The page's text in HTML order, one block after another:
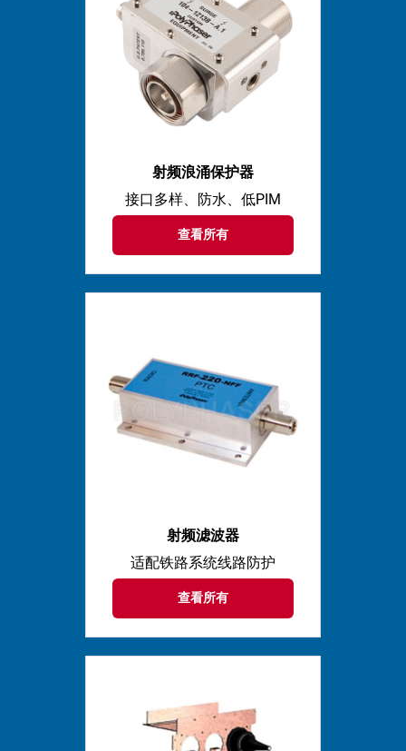
射频浪涌保护器
接口多样、防水、低PIM
查看所有
射频滤波器
适配铁路系统线路防护
查看所有